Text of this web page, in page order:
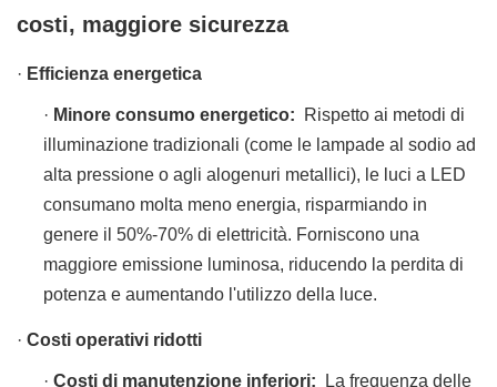
costi, maggiore sicurezza
· Efficienza energetica
· Minore consumo energetico:
Rispetto ai metodi di
illuminazione tradizionali (come le lampade al sodio ad
alta pressione o agli alogenuri metallici), le luci a LED
consumano molta meno energia, risparmiando in
genere il 50%-70% di elettricità. Forniscono una
maggiore emissione luminosa, riducendo la perdita di
potenza e aumentando l'utilizzo della luce.
· Costi operativi ridotti
· Costi di manutenzione inferiori: La frequenza delle